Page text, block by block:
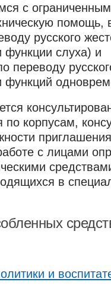
с
помощь,
русского
слуха) и
переводу
корпусам,
с лицами
в
и